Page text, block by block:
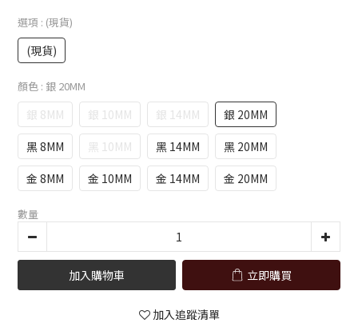
選項 : (現貨)
(現貨)
顏色 : 銀 20MM
銀 8MM 銀 10MM 銀 14MM
銀 20MM
黑 8MM
黑 10MM 黑 14MM
黑 20MM
金 8MM
金 10MM 金 14MM 金 20MM
數量
加入購物車 立即購買
加入追蹤清單